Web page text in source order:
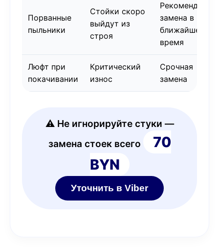
Порванные
пыльники
Стойки скоро
выйдут из
строя
замена в
ближайшее
время
Люфт при
покачивании
Критический
износ
Срочная
замена
⚠️ Не игнорируйте стуки —
замена стоек всего
70
BYN
Уточнить в Viber